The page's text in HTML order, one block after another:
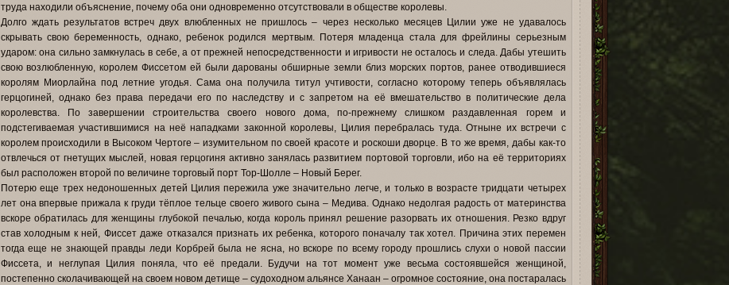
труда находили объяснение, почему оба они одновременно отсутствовали в обществе королевы.
Долго ждать результатов встреч двух влюбленных не пришлось – через несколько месяцев Цилии уже не удавалось
скрывать свою беременность, однако, ребенок родился мертвым. Потеря младенца стала для фрейлины серьезным
ударом: она сильно замкнулась в себе, а от прежней непосредственности и игривости не осталось и следа. Дабы утешить
свою возлюбленную, королем Фиссетом ей были дарованы обширные земли близ морских портов, ранее отводившиеся
королям Миорлайна под летние угодья. Сама она получила титул учтивости, согласно которому теперь объявлялась
герцогиней, однако без права передачи его по наследству и с запретом на её вмешательство в политические дела
королевства. По завершении строительства своего нового дома, по-прежнему слишком раздавленная горем и
подстегиваемая участившимися на неё нападками законной королевы, Цилия перебралась туда. Отныне их встречи с
королем происходили в Высоком Чертоге – изумительном по своей красоте и роскоши дворце. В то же время, дабы как-то
отвлечься от гнетущих мыслей, новая герцогиня активно занялась развитием портовой торговли, ибо на её территориях
был расположен второй по величине торговый порт Тор-Шолле – Новый Берег.
Потерю еще трех недоношенных детей Цилия пережила уже значительно легче, и только в возрасте тридцати четырех
лет она впервые прижала к груди тёплое тельце своего живого сына – Медива. Однако недолгая радость от материнства
вскоре обратилась для женщины глубокой печалью, когда король принял решение разорвать их отношения. Резко вдруг
став холодным к ней, Фиссет даже отказался признать их ребенка, которого поначалу так хотел. Причина этих перемен
тогда еще не знающей правды леди Корбрей была не ясна, но вскоре по всему городу прошлись слухи о новой пассии
Фиссета, и неглупая Цилия поняла, что её предали. Будучи на тот момент уже весьма состоявшейся женщиной,
постепенно сколачивающей на своем новом детище – судоходном альянсе Ханаан – огромное состояние, она постаралась